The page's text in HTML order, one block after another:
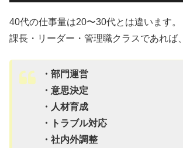
40代の仕事量は20〜30代とは違います。
課長・リーダー・管理職クラスであれば、
・部門運営
・意思決定
・人材育成
・トラブル対応
・社内外調整